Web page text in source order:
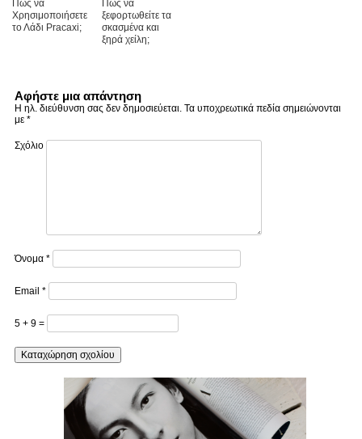
Πώς να
Χρησιμοποιήσετε
το Λάδι Pracaxi;
Πώς να
ξεφορτωθείτε τα
σκασμένα και
ξηρά χείλη;
Αφήστε μια απάντηση
Η ηλ. διεύθυνση σας δεν δημοσιεύεται. Τα υποχρεωτικά πεδία σημειώνονται
με*
Σχόλιο
Όνομα*
Email*
5 + 9 =